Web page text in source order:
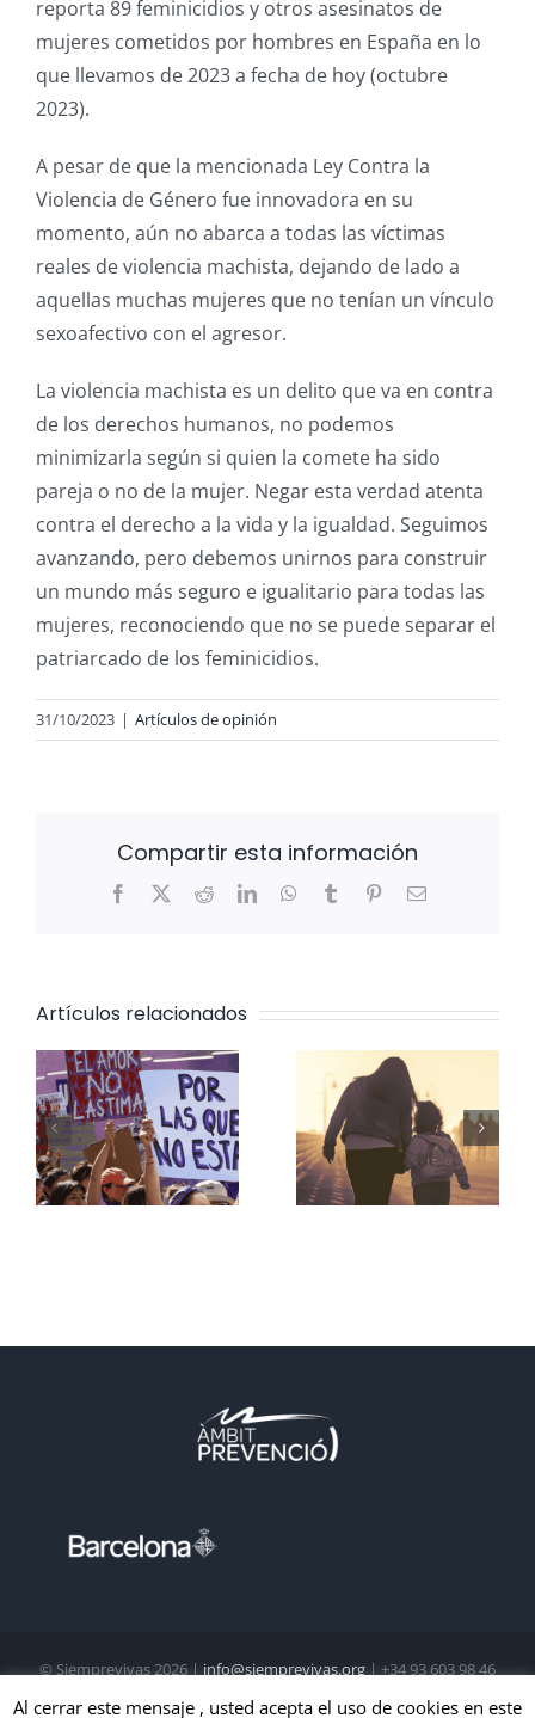
reporta 89 feminicidios y otros asesinatos de
mujeres cometidos por hombres en España en lo
que llevamos de 2023 a fecha de hoy (octubre
2023).
A pesar de que la mencionada Ley Contra la
Violencia de Género fue innovadora en su
momento, aún no abarca a todas las víctimas
reales de violencia machista, dejando de lado a
aquellas muchas mujeres que no tenían un vínculo
sexoafectivo con el agresor.
La violencia machista es un delito que va en contra
de los derechos humanos, no podemos
minimizarla según si quien la comete ha sido
pareja o no de la mujer. Negar esta verdad atenta
contra el derecho a la vida y la igualdad. Seguimos
avanzando, pero debemos unirnos para construir
un mundo más seguro e igualitario para todas las
mujeres, reconociendo que no se puede separar el
patriarcado de los feminicidios.
31/10/2023 | Artículos de opinión
Compartir esta información
Facebook RedditLinkedInWhatsApp
Tumblr PinterestCorreo
Artículos relacionados
Maternar en
resistencia
El machismo
se reinventa
© Siemprevivas2026 | info@siemprevivas.org | +34 93 603 98 46
| Todos los derechos reservados
Al cerrar este mensaje , usted acepta el uso de cookies en este